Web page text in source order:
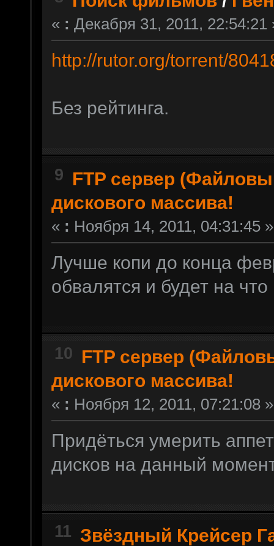
« : Декабря 31, 2011, 22:54:21
http://rutor.org/torrent/
Без рейтинга.
9 FTP сервер
дискового массива!
« : Ноября 14, 2011, 04:31:45 »
Лучше копи до конца
обвалятся и будет на что
10 FTP сервер
дискового массива!
« : Ноября 12, 2011, 07:21:08 »
Придёться умерить
дисков на данный
11 Звёздный Крейсер